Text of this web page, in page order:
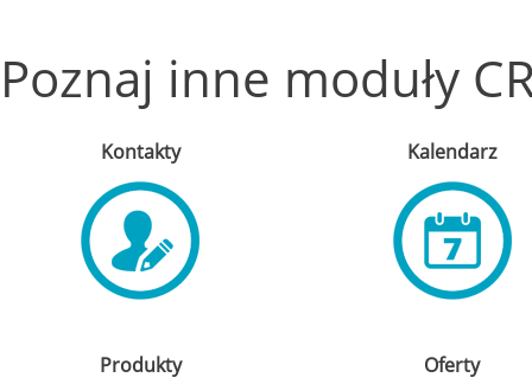
Poznaj inne moduły
Kontakty Kalendarz
Produkty Oferty